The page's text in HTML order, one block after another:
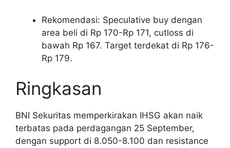
Rekomendasi: Speculative buy dengan
area beli di Rp 170-Rp 171, cutloss di
bawah Rp 167. Target terdekat di Rp 176-
Rp 179.
Ringkasan
BNI Sekuritas memperkirakan IHSG akan naik
terbatas pada perdagangan 25 September,
dengan support di 8.050-8.100 dan resistance